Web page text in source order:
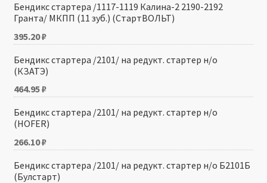
Бендикс стартера /1117-1119 Калина-2 2190-2192
Гранта/ МКПП (11 зуб.) (СтартВОЛЬТ)
395.20₽
Бендикс стартера /2101/ на редукт. стартер н/о
(КЗАТЭ)
464.95₽
Бендикс стартера /2101/ на редукт. стартер н/о
(HOFER)
266.10₽
Бендикс стартера /2101/ на редукт. стартер н/о Б2101Б
(Булстарт)